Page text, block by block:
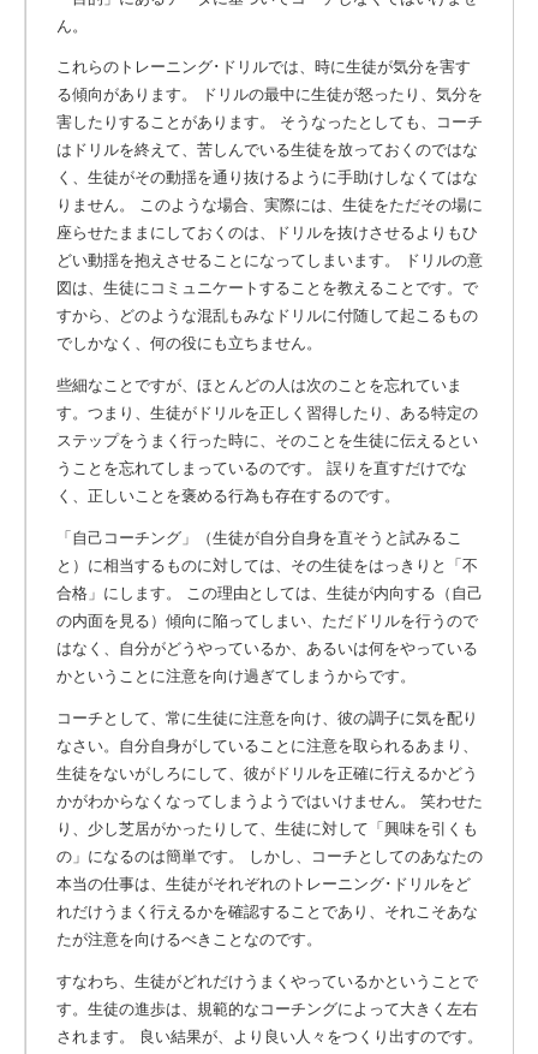
ん。
これらのトレーニング･ドリルでは、時に生徒が気分を害す
る傾向があります。 ドリルの最中に生徒が怒ったり、気分を
害したりすることがあります。 そうなったとしても、コーチ
はドリルを終えて、苦しんでいる生徒を放っておくのではな
く、生徒がその動揺を通り抜けるように手助けしなくてはな
りません。 このような場合、実際には、生徒をただその場に
座らせたままにしておくのは、ドリルを抜けさせるよりもひ
どい動揺を抱えさせることになってしまいます。 ドリルの意
図は、生徒にコミュニケートすることを教えることです。で
すから、どのような混乱もみなドリルに付随して起こるもの
でしかなく、何の役にも立ちません。
些細なことですが、ほとんどの人は次のことを忘れていま
す。つまり、生徒がドリルを正しく習得したり、ある特定の
ステップをうまく行った時に、そのことを生徒に伝えるとい
うことを忘れてしまっているのです。 誤りを直すだけでな
く、正しいことを褒める行為も存在するのです。
「自己コーチング」（生徒が自分自身を直そうと試みるこ
と）に相当するものに対しては、その生徒をはっきりと「不
合格」にします。 この理由としては、生徒が内向する（自己
の内面を見る）傾向に陥ってしまい、ただドリルを行うので
はなく、自分がどうやっているか、あるいは何をやっている
かということに注意を向け過ぎてしまうからです。
コーチとして、常に生徒に注意を向け、彼の調子に気を配り
なさい。自分自身がしていることに注意を取られるあまり、
生徒をないがしろにして、彼がドリルを正確に行えるかどう
かがわからなくなってしまうようではいけません。 笑わせた
り、少し芝居がかったりして、生徒に対して「興味を引くも
の」になるのは簡単です。 しかし、コーチとしてのあなたの
本当の仕事は、生徒がそれぞれのトレーニング･ドリルをど
れだけうまく行えるかを確認することであり、それこそあな
たが注意を向けるべきことなのです。
すなわち、生徒がどれだけうまくやっているかということで
す。生徒の進歩は、規範的なコーチングによって大きく左右
されます。 良い結果が、より良い人々をつくり出すのです。